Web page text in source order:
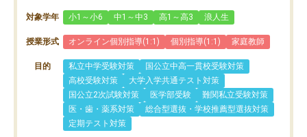
対象学年 小1～小6 中1～中3 高1～高3 浪人生
授業形式 オンライン個別指導(1:1) 個別指導(1:1) 家庭教師
目的 私立中学受験対策
国公立中高一貫校受験対策
高校受験対策
大学入学共通テスト対策
国公立2次試験対策
医学部受験
難関私立受験対策
医・歯・薬系対策
総合型選抜・学校推薦型選抜対策
定期テスト対策